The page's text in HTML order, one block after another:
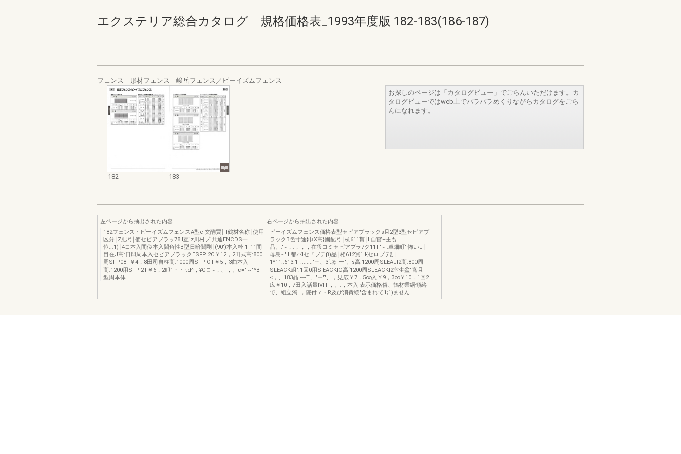
エクステリア総合カタログ 規格価格表_1993年度版 182-183(186-187)
フェンス 形材フェンス 峻岳フェンス／ピーイズムフェンス
182 183
お探しのページは「カタログビュー」でごらんいただけます。カ
タログビューではweb上でパラパラめくりながらカタログをごら
んになれます。
左ページから抽出された内容
182フェンス・ピーイズムフェンスA型ei文醐買￨II鶴材名称￨使用
区分￨Z肥号￨価セピアブラッ78II亙iz川村プi共通ENCDS一
位.::1)￨4コ本入間位本入間角性B型日暗闇剛￨(90')本入栓I1_11間
目在J高:日凹周本入セピアブラックESFPI2C￥12，2田式高:800
周SFP08T￥4，8田司自柱高:1000周SFPIOT￥5，3曲本入
高:1200用SFPI2T￥6，2叩1・・r.d^，¥Cロ~，、，、ε="I~"^B
型周本体
右ページから抽出された内容
ピーイズムフェンス価格表型セピアブラックs且2型3型セピアブ
ラックB色寸途{巾X高}圃配号￨杭611貰￨II自官+主も
品、.'~，.，，，在役ヨミセピアプラ7ク11T'~I:卓畑町"'怖いJ￨
母島~'Il!都パlセ『ブテβ)品￨相612買1II{セロプテ訓
1*11::613.1_........"m、3‘.ゐ-ー"、s高:1200周SLEAJI2高:800周
SLEACK岨":1回0用SlEACKIO高‘1200周SLEACKI2室生盆"官且
<，、183晶.----T、"ー'‘'、，見広￥7，5∞入￥9，3∞￥10，1回2
広￥10，7田入話量IVlII-，、.，本入-表示価格俗、鶴材業綱領絡
で、組立濁.'，院付ヱ・R及び消費続"含まれて1;1)ません.